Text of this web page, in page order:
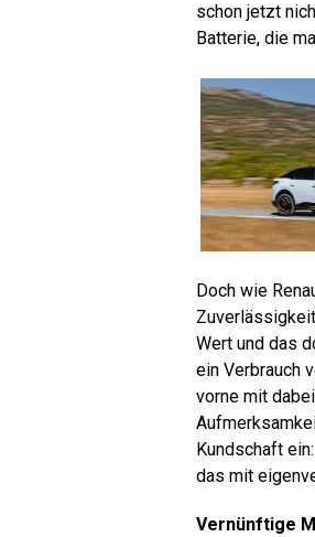
schon jetzt
Batterie, die
Doch wie
Wert und das
ein Verbrauch
vorne mit
Kundschaft
das mit
Vernünftige